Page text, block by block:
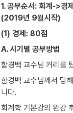
1. 공부순서: 회계->경
(2019년 9월시작)
(1) 경제: 80점
A. 시기별 공부방법
함경백 교수님 커리를
함경백 교수님께서 당
니다.
회계학 기본강의 완강